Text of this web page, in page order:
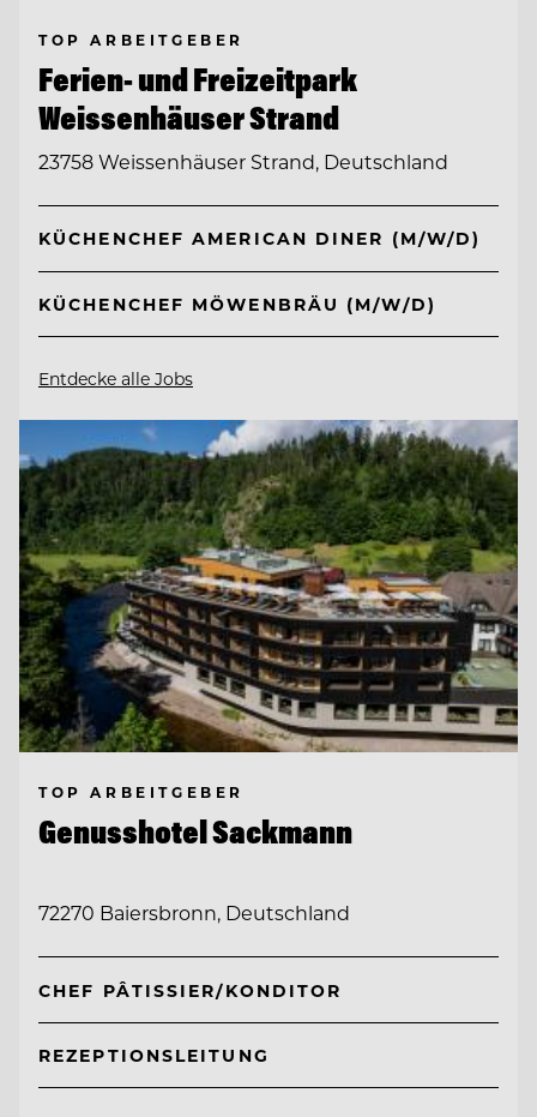
TOP ARBEITGEBER
Ferien- und Freizeitpark
Weissenhäuser Strand
23758 Weissenhäuser Strand, Deutschland
KÜCHENCHEF AMERICAN DINER (M/W/D)
KÜCHENCHEF MÖWENBRÄU (M/W/D)
Entdecke alle Jobs
TOP ARBEITGEBER
Genusshotel Sackmann
72270 Baiersbronn, Deutschland
CHEF PÂTISSIER/KONDITOR
REZEPTIONSLEITUNG